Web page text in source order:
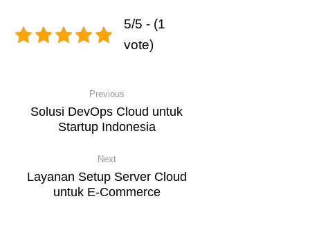
5/5 - (1
vote)
Previous
Solusi DevOps Cloud untuk
Startup Indonesia
Next
Layanan Setup Server Cloud
untuk E-Commerce